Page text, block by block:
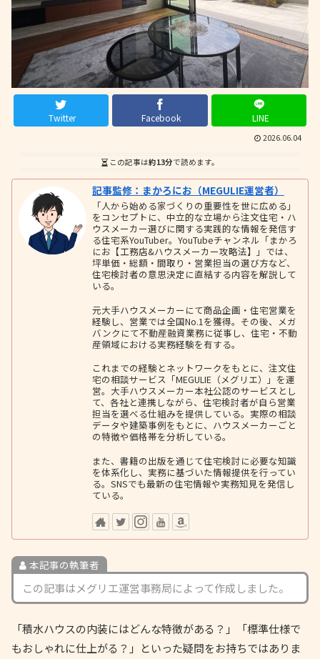
Twitter Facebook LINE
2026.06.04
この記事は約13分で読めます。
記事監修：まかろにお（MEGULIE運営者）
「人から始める家づくりの重要性を世に広める」
をコンセプトに、中立的な立場から注文住宅・ハ
ウスメーカー選びに関する実践的な情報を発信す
る住宅系YouTuber。YouTubeチャンネル「まかろ
にお【工務店&ハウスメーカー攻略法】」では、
坪単価・総額・間取り・営業担当の選び方など、
住宅検討者の意思決定に直結する内容を解説して
いる。
元大手ハウスメーカーにて商品企画・住宅営業を
経験し、営業では全国No.1を獲得。その後、メガ
バンクにて不動産融資業務に従事し、住宅・不動
産領域における実務経験を有する。
これまでの経験とネットワークをもとに、注文住
宅の相談サービス「MEGULIE（メグリエ）」を運
営。大手ハウスメーカー本社公認のサービスとし
て、各社と連携しながら、住宅検討者が自ら営業
担当を選べる仕組みを提供している。実際の相談
データや建築事例をもとに、ハウスメーカーごと
の特徴や価格帯を分析している。
また、書籍の出版を通じて住宅検討に必要な知識
を体系化し、実務に基づいた情報提供を行ってい
る。SNSでも最新の住宅情報や実務知見を発信し
ている。
本記事の執筆者
この記事はメグリエ運営事務局によって作成しました。
「積水ハウスの内装にはどんな特徴がある？」「標準仕様で
もおしゃれに仕上がる？」といった疑問をお持ちではありま